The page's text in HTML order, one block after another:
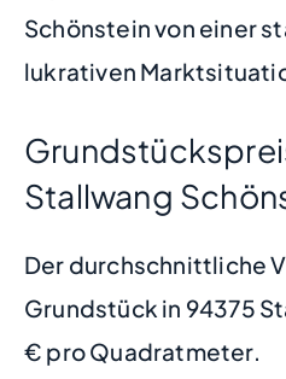
Schönstein von einer
lukrativen
Stallwang
Der durchschnittliche
Grundstück in 94375
€ pro Quadratmeter.